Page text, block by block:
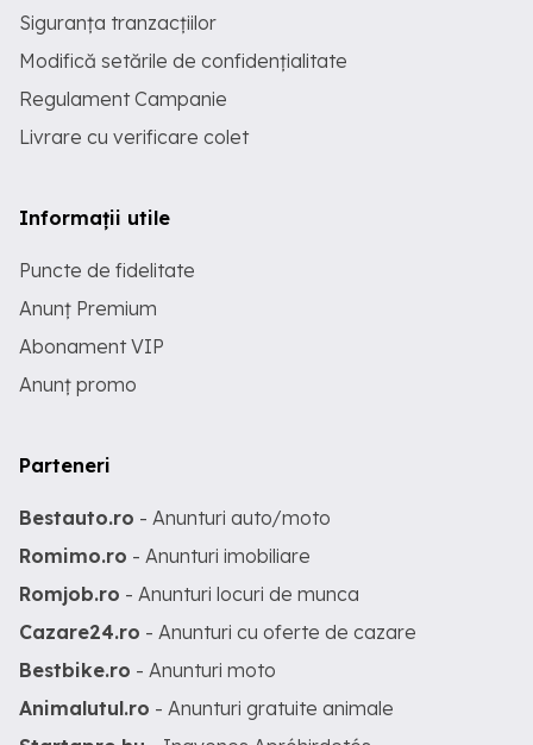
Siguranța tranzacțiilor
Modifică setările de confidențialitate
Regulament Campanie
Livrare cu verificare colet
Informații utile
Puncte de fidelitate
Anunț Premium
Abonament VIP
Anunț promo
Parteneri
Bestauto.ro - Anunturi auto/moto
Romimo.ro - Anunturi imobiliare
Romjob.ro - Anunturi locuri de munca
Cazare24.ro - Anunturi cu oferte de cazare
Bestbike.ro - Anunturi moto
Animalutul.ro - Anunturi gratuite animale